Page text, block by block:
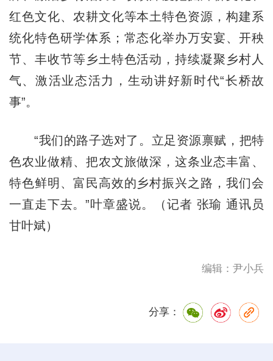
红色文化、农耕文化等本土特色资源，构建系
统化特色研学体系；常态化举办万安宴、开秧
节、丰收节等乡土特色活动，持续凝聚乡村人
气、激活业态活力，生动讲好新时代“长桥故
事”。
“我们的路子选对了。立足资源禀赋，把特
色农业做精、把农文旅做深，这条业态丰富、
特色鲜明、富民高效的乡村振兴之路，我们会
一直走下去。”叶章盛说。（记者 张瑜 通讯员
甘叶斌）
编辑：尹小兵
分享：